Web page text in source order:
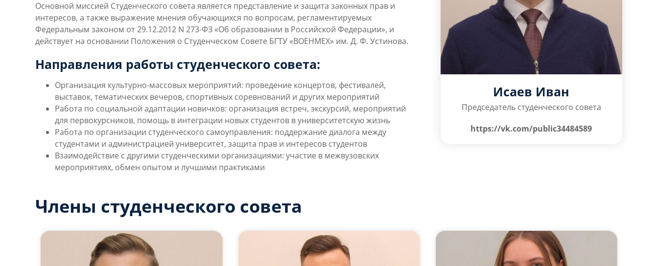
Основной миссией Студенческого совета является представление и защита законных прав и
интересов, а также выражение мнения обучающихся по вопросам, регламентируемых
Федеральным законом от 29.12.2012 N 273-ФЗ «Об образовании в Российской Федерации», и
действует на основании Положения о Студенческом Совете БГТУ «ВОЕНМЕХ» им. Д. Ф. Устинова.
Направления работы студенческого совета:
Организация культурно-массовых мероприятий: проведение концертов, фестивалей,
выставок, тематических вечеров, спортивных соревнований и других мероприятий
Работа по социальной адаптации новичков: организация встреч, экскурсий, мероприятий
для первокурсников, помощь в интеграции новых студентов в университетскую жизнь
Работа по организации студенческого самоуправления: поддержание диалога между
студентами и администрацией университет, защита прав и интересов студентов
Взаимодействие с другими студенческими организациями: участие в межвузовских
мероприятиях, обмен опытом и лучшими практиками
Исаев Иван
Председатель студенческого совета
https://vk.com/public34484589
Члены студенческого совета